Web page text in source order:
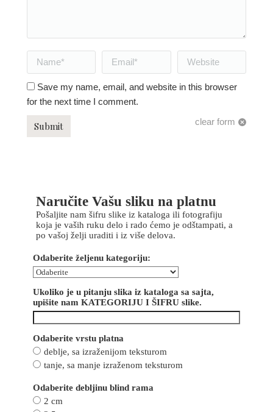
Name * Email * Website
Save my name, email, and website in this browser
for the next time I comment.
clear form
Submit